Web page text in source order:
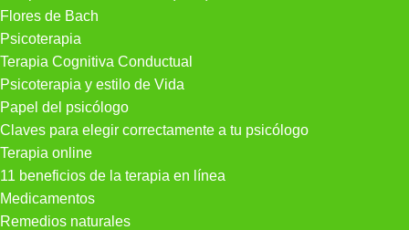
Flores de Bach
Psicoterapia
Terapia Cognitiva Conductual
Psicoterapia y estilo de Vida
Papel del psicólogo
Claves para elegir correctamente a tu psicólogo
Terapia online
11 beneficios de la terapia en línea
Medicamentos
Remedios naturales